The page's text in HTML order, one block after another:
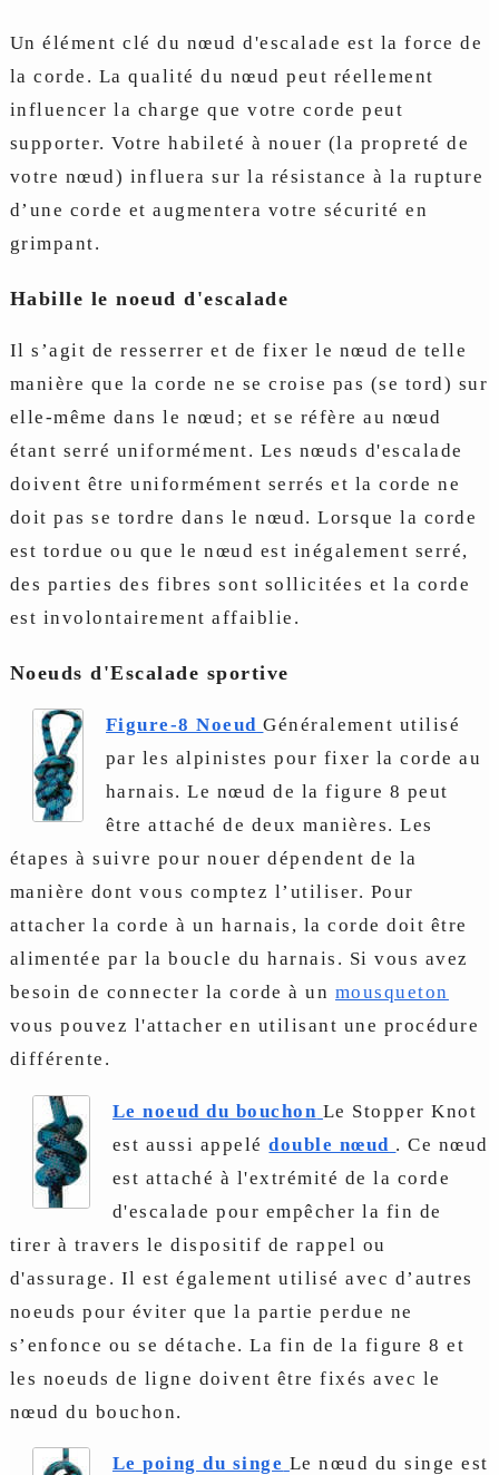
Un élément clé du nœud d'escalade est la force de
la corde. La qualité du nœud peut réellement
influencer la charge que votre corde peut
supporter. Votre habileté à nouer (la propreté de
votre nœud) influera sur la résistance à la rupture
d’une corde et augmentera votre sécurité en
grimpant.
Habille le noeud d'escalade
Il s’agit de resserrer et de fixer le nœud de telle
manière que la corde ne se croise pas (se tord) sur
elle-même dans le nœud; et se réfère au nœud
étant serré uniformément. Les nœuds d'escalade
doivent être uniformément serrés et la corde ne
doit pas se tordre dans le nœud. Lorsque la corde
est tordue ou que le nœud est inégalement serré,
des parties des fibres sont sollicitées et la corde
est involontairement affaiblie.
Noeuds d'Escalade sportive
Figure-8 Noeud Généralement utilisé
par les alpinistes pour fixer la corde au
harnais. Le nœud de la figure 8 peut
être attaché de deux manières. Les
étapes à suivre pour nouer dépendent de la
manière dont vous comptez l’utiliser. Pour
attacher la corde à un harnais, la corde doit être
alimentée par la boucle du harnais. Si vous avez
besoin de connecter la corde à un mousqueton
vous pouvez l'attacher en utilisant une procédure
différente.
Le noeud du bouchon Le Stopper Knot
est aussi appelédouble nœud . Ce nœud
est attaché à l'extrémité de la corde
d'escalade pour empêcher la fin de
tirer à travers le dispositif de rappel ou
d'assurage. Il est également utilisé avec d’autres
noeuds pour éviter que la partie perdue ne
s’enfonce ou se détache. La fin de la figure 8 et
les noeuds de ligne doivent être fixés avec le
nœud du bouchon.
Le poing du singe Le nœud du singe est